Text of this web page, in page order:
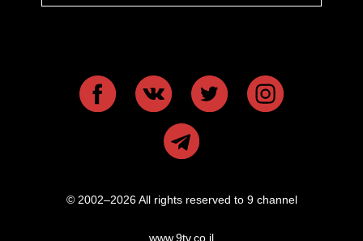
© 2002–2026 All rights reserved to 9 channel
www.9tv.co.il